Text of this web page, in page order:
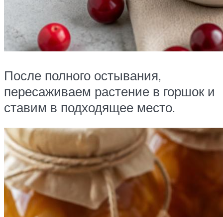
После полного остывания,
пересаживаем растение в горшок и
ставим в подходящее место.